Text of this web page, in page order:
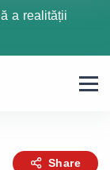
a realității
Share